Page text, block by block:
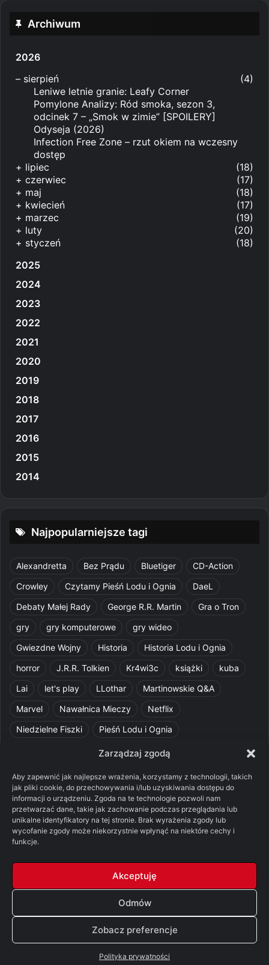
Zarządzaj zgodą
Aby zapewnić jak najlepsze wrażenia, korzystamy z technologii, takich
jak pliki cookie, do przechowywania i/lub uzyskiwania dostępu do
informacji o urządzeniu. Zgoda na te technologie pozwoli nam
przetwarzać dane, takie jak zachowanie podczas przeglądania lub
unikalne identyfikatory na tej stronie. Brak wyrażenia zgody lub
wycofanie zgody może niekorzystnie wpłynąć na niektóre cechy i
funkcje.
Akceptuję
Odmów
Zobacz preferencje
Polityka prywatności
Archiwum
2026
– sierpień
(4)
Leniwe letnie granie: Leafy Corner
Pomylone Analizy: Ród smoka, sezon 3,
odcinek 7 – „Smok w zimie” [SPOILERY]
Odyseja (2026)
Infection Free Zone – rzut okiem na wczesny
dostęp
+ lipiec
(18)
+ czerwiec
(17)
+ maj
(18)
+ kwiecień
(17)
+ marzec
(19)
+ luty
(20)
+ styczeń
(18)
2025
2024
2023
2022
2021
2020
2019
2018
2017
2016
2015
2014
Najpopularniejsze tagi
Alexandretta Bez Prądu Bluetiger
CD-Action
Crowley
Czytamy Pieśń Lodu i Ognia
DaeL
Debaty Małej Rady
George R.R. Martin
Gra o Tron
gry
gry komputerowe
gry wideo
Gwiezdne Wojny
Historia
Historia Lodu i Ognia
horror
J.R.R. Tolkien Kr4wi3c książki
kuba
Lai
let's play LLothar
Martinowskie Q&A
Marvel
Nawałnica Mieczy
Netflix
Niedzielne Fiszki
Pieśń Lodu i Ognia
Pquelim
Pytania do maesterów
recenzja książki
Ród Smoka Silmarillion
SithFrog
Starcie Królów
Star Wars
Szalone Teorie
Tolkienowskie Q&A
Voo
Wieści z Cytadeli
© Copyright 2026, All Rights Reserved | FSGK.PL
Facebook
X YouTubeDiscord